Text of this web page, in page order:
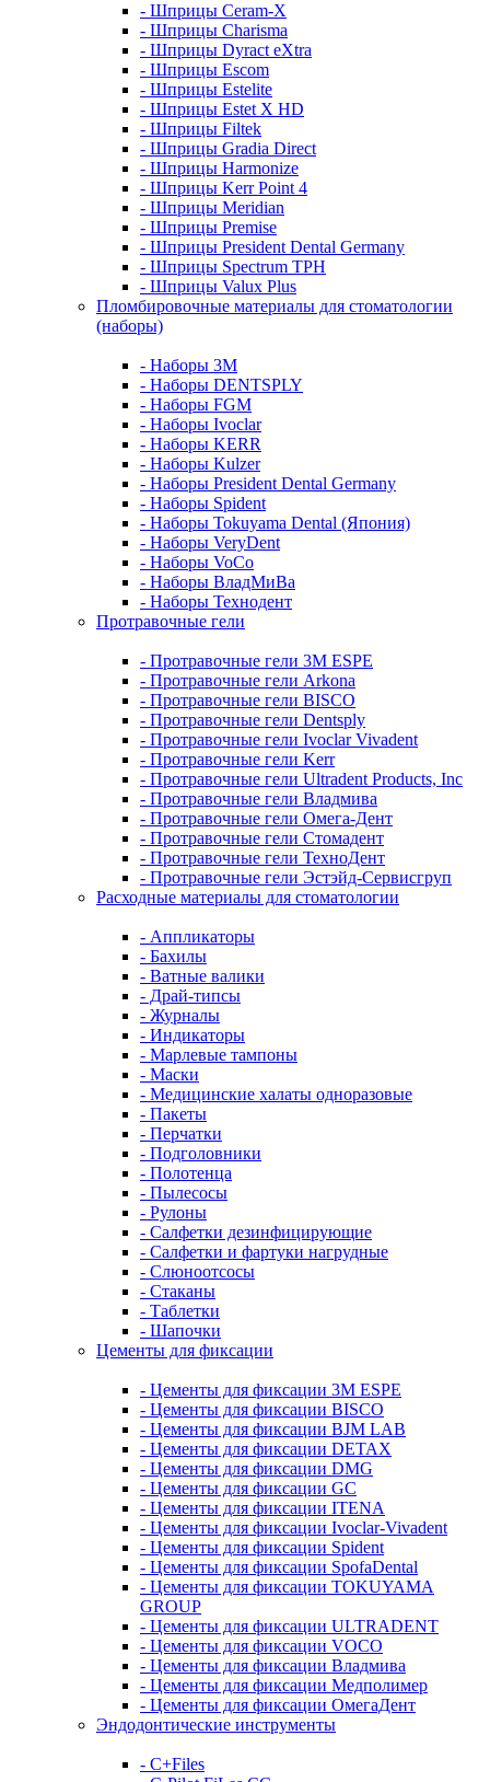
- Шприцы Ceram-X
- Шприцы Charisma
- Шприцы Dyract eXtra
- Шприцы Escom
- Шприцы Estelite
- Шприцы Estet X HD
- Шприцы Filtek
- Шприцы Gradia Direct
- Шприцы Harmonize
- Шприцы Kerr Point 4
- Шприцы Meridian
- Шприцы Premise
- Шприцы President Dental Germany
- Шприцы Spectrum TPH
- Шприцы Valux Plus
Пломбировочные материалы для стоматологии
(наборы)
- Наборы 3М
- Наборы DENTSPLY
- Наборы FGM
- Наборы Ivoclar
- Наборы KERR
- Наборы Kulzer
- Наборы President Dental Germany
- Наборы Spident
- Наборы Tokuyama Dental (Япония)
- Наборы VeryDent
- Наборы VoCo
- Наборы ВладМиВа
- Наборы Технодент
Протравочные гели
- Протравочные гели 3М ESPE
- Протравочные гели Arkona
- Протравочные гели BISCO
- Протравочные гели Dentsply
- Протравочные гели Ivoclar Vivadent
- Протравочные гели Kerr
- Протравочные гели Ultradent Products, Inc
- Протравочные гели Владмива
- Протравочные гели Омега-Дент
- Протравочные гели Стомадент
- Протравочные гели ТехноДент
- Протравочные гели Эстэйд-Сервисгруп
Расходные материалы для стоматологии
- Аппликаторы
- Бахилы
- Ватные валики
- Драй-типсы
- Журналы
- Индикаторы
- Марлевые тампоны
- Маски
- Медицинские халаты одноразовые
- Пакеты
- Перчатки
- Подголовники
- Полотенца
- Пылесосы
- Рулоны
- Салфетки дезинфицирующие
- Салфетки и фартуки нагрудные
- Слюноотсосы
- Стаканы
- Таблетки
- Шапочки
Цементы для фиксации
- Цементы для фиксации 3M ESPE
- Цементы для фиксации BISCO
- Цементы для фиксации BJM LAB
- Цементы для фиксации DETAX
- Цементы для фиксации DMG
- Цементы для фиксации GC
- Цементы для фиксации ITENA
- Цементы для фиксации Ivoclar-Vivadent
- Цементы для фиксации Spident
- Цементы для фиксации SpofaDental
- Цементы для фиксации TOKUYAMA
GROUP
- Цементы для фиксации ULTRADENT
- Цементы для фиксации VOCO
- Цементы для фиксации Владмива
- Цементы для фиксации Медполимер
- Цементы для фиксации ОмегаДент
Эндодонтические инструменты
- C+Files